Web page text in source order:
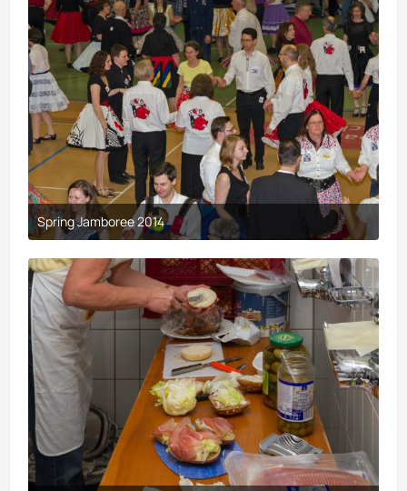
Spring Jamboree 2014
9. April 2017 um 19:44